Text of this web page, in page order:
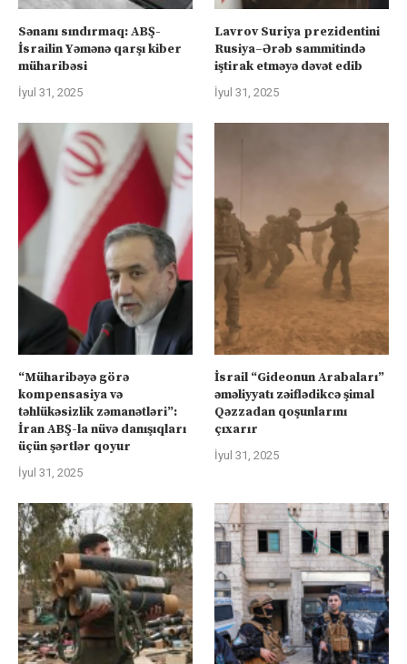
Sənanı sındırmaq: ABŞ-
İsrailin Yəmənə qarşı kiber
müharibəsi
İyul 31, 2025
Lavrov Suriya prezidentini
Rusiya–Ərəb sammitində
iştirak etməyə dəvət edib
İyul 31, 2025
“Müharibəyə görə
kompensasiya və
təhlükəsizlik zəmanətləri”:
İran ABŞ-la nüvə danışıqları
üçün şərtlər qoyur
İyul 31, 2025
İsrail “Gideonun Arabaları”
əməliyyatı zəiflədikcə şimal
Qəzzadan qoşunlarını
çıxarır
İyul 31, 2025